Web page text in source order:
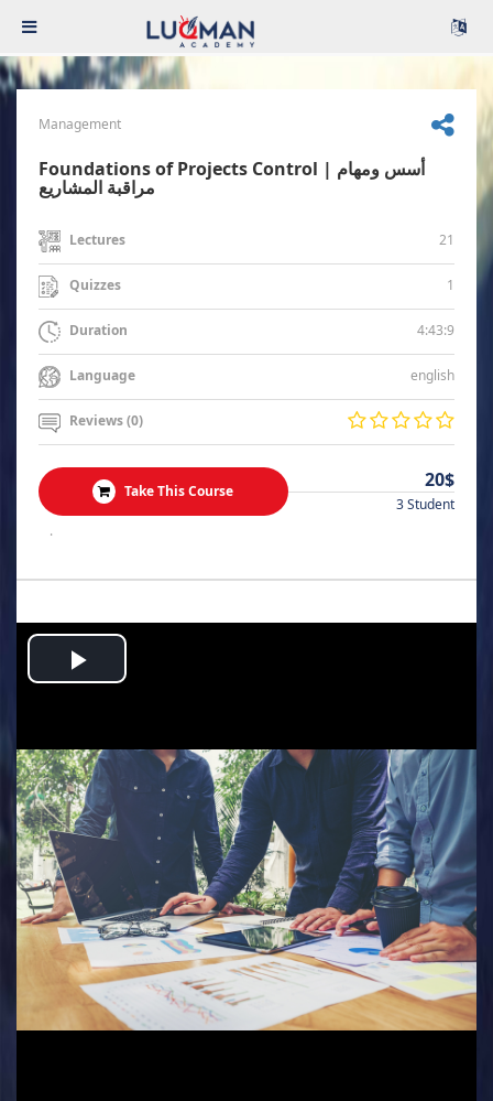
Management
Foundations of Projects Control | أسس ومهام
مراقبة المشاريع
Lectures 21
Quizzes 1
Duration 4:43:9
Language english
Reviews (0)
Take This Course 20$
3 Student
.
Play